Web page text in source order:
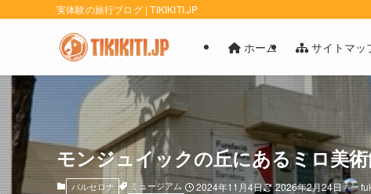
実体験の旅行ブログ | TIKIKITI.JP
ホーム サイトマッ
モンジュイックの丘にあるミロ美
バルセロナ ミュージアム 2024年11月4日 2026年2月24日